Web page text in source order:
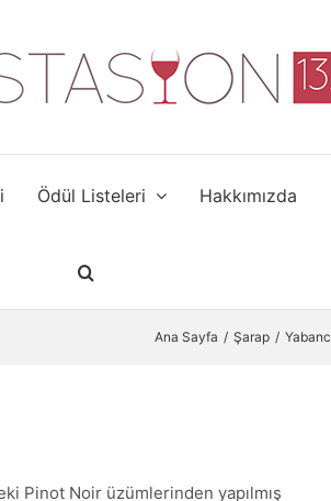
Ödül Listeleri Hakkımızda
Ana Sayfa Şarap
Pinot Noir üzümlerinden yapılmış